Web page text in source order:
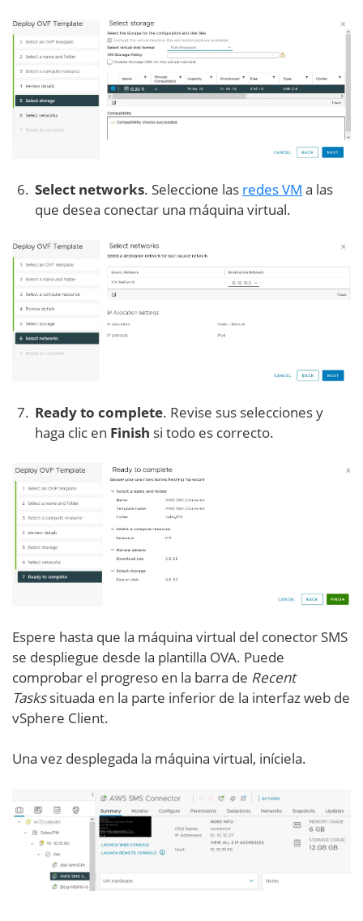
Select networks. Seleccione las redes VM a las
que desea conectar una máquina virtual.
Ready to complete. Revise sus selecciones y
haga clic en Finish si todo es correcto.
Espere hasta que la máquina virtual del conector SMS
se despliegue desde la plantilla OVA. Puede
comprobar el progreso en la barra de Recent
Taskssituada en la parte inferior de la interfaz web de
vSphere Client.
Una vez desplegada la máquina virtual, iníciela.